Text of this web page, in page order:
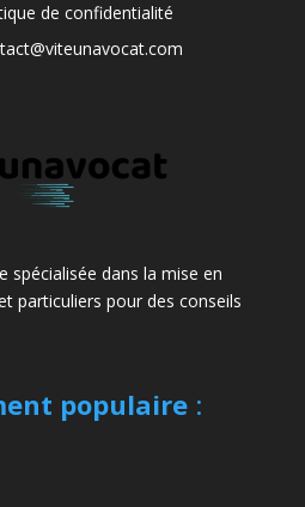
de confidentialité
spécialisée dans la mise en
particuliers pour des conseils
populaire: